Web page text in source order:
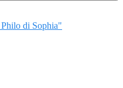
di Sophia"